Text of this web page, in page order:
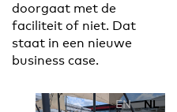
doorgaat met de
faciliteit of niet. Dat
staat in een nieuwe
business case.
EN NL